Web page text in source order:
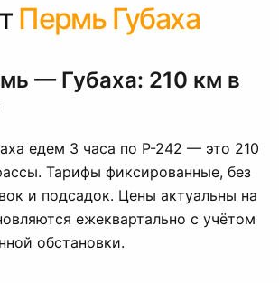
Пермь Губаха
— Губаха: 210 км в
едем 3 часа по Р-242 — это 210
Тарифы фиксированные, без
и подсадок. Цены актуальны на
ежеквартально с учётом
обстановки.